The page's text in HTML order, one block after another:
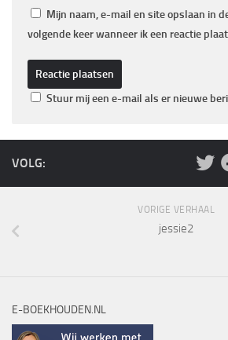
Mijn naam, e-mail en site opslaan in
volgende keer wanneer ik een reactie
Stuur mij een e-mail als er nieuwe
VOLG:
VORIGE VERHAAL
jessie2
E-BOEKHOUDEN.NL